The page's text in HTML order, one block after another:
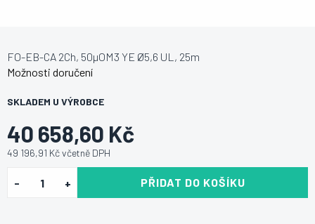
40 658,60 Kč
49 196,91 Kč včetně DPH
SKLADEM U VÝROBCE
Možnosti doručení
PŘIDAT DO KOŠÍKU
FO-EB-CA 2Ch, 50µOM3 YE Ø5,6 UL, 25m